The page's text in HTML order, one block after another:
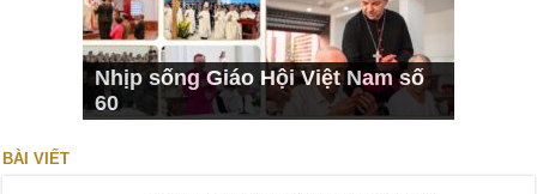
Nhịp sống Giáo Hội Việt Nam số
60
BÀI VIẾT